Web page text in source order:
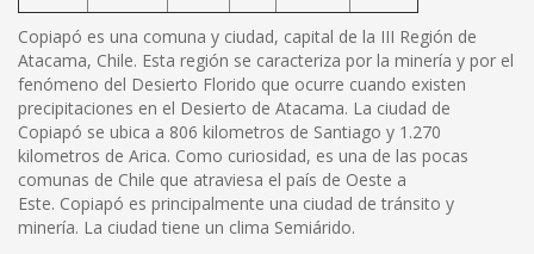
Copiapó es una comuna y ciudad, capital de la III Región de
Atacama, Chile. Esta región se caracteriza por la minería y por el
fenómeno del Desierto Florido que ocurre cuando existen
precipitaciones en el Desierto de Atacama. La ciudad de
Copiapó se ubica a 806 kilometros de Santiago y 1.270
kilometros de Arica. Como curiosidad, es una de las pocas
comunas de Chile que atraviesa el país de Oeste a
Este. Copiapó es principalmente una ciudad de tránsito y
minería. La ciudad tiene un clima Semiárido.